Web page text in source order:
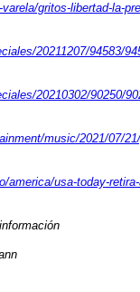
gritos-libertad-la-
20211207/94583/
20210302/90250/
music/2021/07/
america/usa-today-